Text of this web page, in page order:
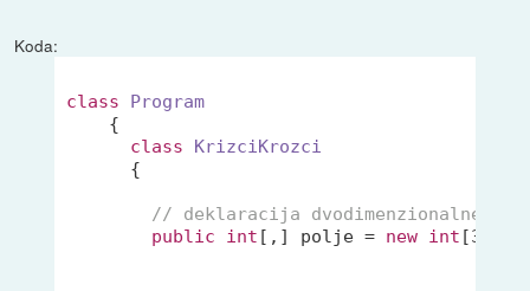
Koda:
class
Program
    {
class
KrizciKrozci
      {
// deklaracija dvodimenzionalnega
public
int [,] polje = new int [3